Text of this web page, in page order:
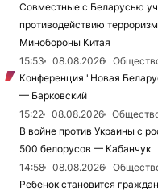
Совместные с Беларусью
противодействию
Минобороны Китая
15:53
08.08.2026
Конференция "Новая
— Барковский
15:22
08.08.2026
В войне против Украины с
500 белорусов — Кабанчук
14:58
08.08.2026
Ребенок становится